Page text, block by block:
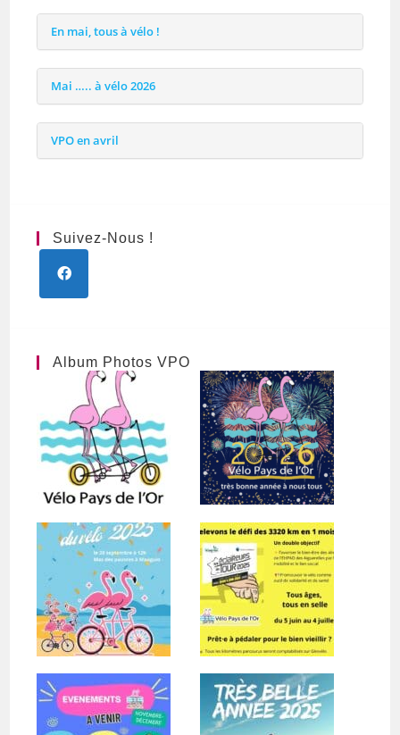
En mai, tous à vélo !
Mai ….. à vélo 2026
VPO en avril
Suivez-Nous !
Album Photos VPO